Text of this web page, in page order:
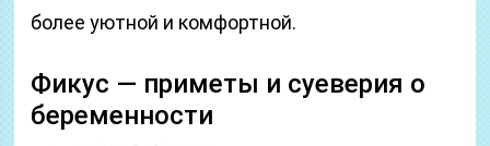
более уютной и комфортной.
Фикус — приметы и суеверия о
беременности